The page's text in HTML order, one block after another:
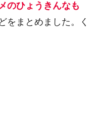
のひょうきんなも
をまとめました。く